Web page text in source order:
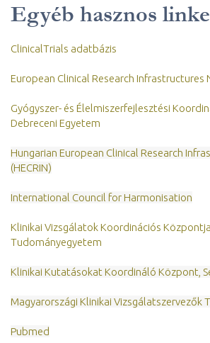
Egyéb hasznos
ClinicalTrials adatbázis
European Clinical Research Infrastructures
Gyógyszer- és Élelmiszerfejlesztési
Debreceni Egyetem
Hungarian European Clinical Research
(HECRIN)
International Council for Harmonisation
Klinikai Vizsgálatok Koordinációs
Tudományegyetem
Klinikai Kutatásokat Koordináló Központ,
Magyarországi Klinikai Vizsgálatszervezők
Pubmed